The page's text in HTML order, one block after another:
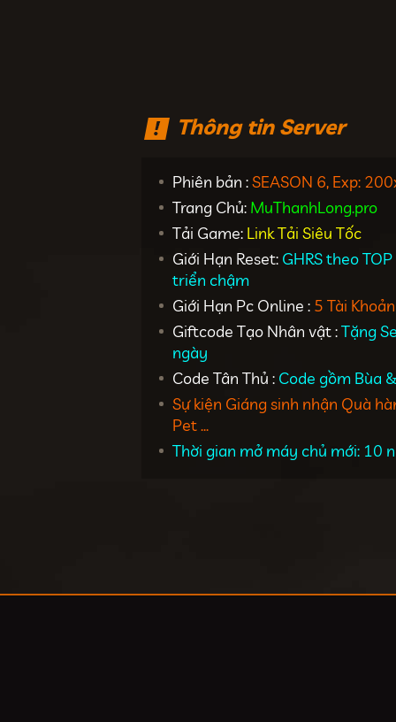
Thông tin Server
Phiên bản :SEASON 6, Exp:
Trang Chủ: MuThanhLong.pro
Tải Game: Link Tải Siêu Tốc
Giới Hạn Reset: GHRS theo
triển chậm
Giới Hạn Pc Online : 5 Tài
Giftcode Tạo Nhân vật :Tặng
ngày
Code Tân Thủ : Code gồm Bùa
Sự kiện Giáng sinh nhận Quà
Pet ...
Thời gian mở máy chủ mới: 10